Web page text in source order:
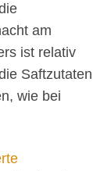
am
ist relativ
Saftzutaten
wie bei